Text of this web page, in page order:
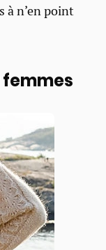
à n’en point